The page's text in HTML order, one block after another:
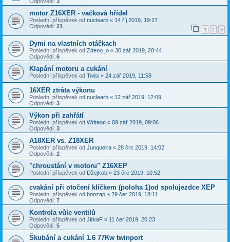
motor Z16XER - vačková hřídel
Poslední příspěvek od nuclearb « 14 říj 2019, 19:27
Odpovědi: 21 1 2 3
Dymi na vlastních otáčkach
Poslední příspěvek od Zdeno_o « 30 zář 2019, 20:44
Odpovědi: 6
Klapání motoru a cukání
Poslední příspěvek od Twisi « 24 zář 2019, 11:58
16XER ztráta výkonu
Poslední příspěvek od nuclearb « 12 zář 2019, 12:09
Odpovědi: 3
Výkon při zahřátí
Poslední příspěvek od Writeon « 09 zář 2019, 09:06
Odpovědi: 3
A18XER vs. Z18XER
Poslední příspěvek od Junqueira « 28 črc 2019, 14:02
Odpovědi: 2
"chroustání v motoru" Z16XEP
Poslední příspěvek od Džejkob « 23 črc 2019, 10:52
cvakání při otočení klíčkem (poloha 1)od spolujezdce XEP
Poslední příspěvek od honzap « 29 čer 2019, 18:11
Odpovědi: 7
Kontrola vůle ventilů
Poslední příspěvek od JirkaF « 11 čer 2019, 20:23
Odpovědi: 5
Škubání a cukání 1.6 77Kw twinport